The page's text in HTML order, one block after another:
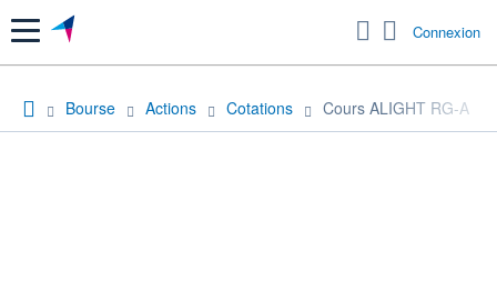
Menu Connexion
Bourse Actions Cotations Cours ALIGHT RG-A